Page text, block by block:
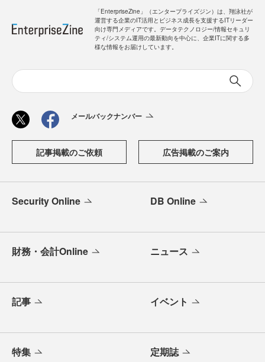
「EnterpriseZine」（エンタープライズジン）は、翔泳社が
運営する企業のIT活用とビジネス成長を支援するITリーダー
向け専門メディアです。データテクノロジー/情報セキュリ
ティ/システム運用の最新動向を中心に、企業ITに関する多
様な情報をお届けしています。
メールバックナンバー
記事掲載のご依頼 広告掲載のご案内
Security Online DB Online
財務・会計Online ニュース
記事 イベント
特集 定期誌